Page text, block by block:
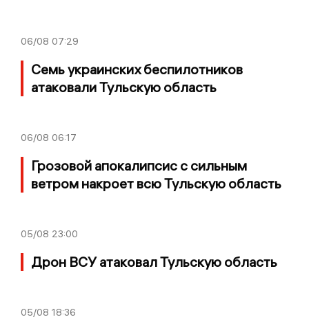
06/08 07:29
Семь украинских беспилотников
атаковали Тульскую область
06/08 06:17
Грозовой апокалипсис с сильным
ветром накроет всю Тульскую область
05/08 23:00
Дрон ВСУ атаковал Тульскую область
05/08 18:36